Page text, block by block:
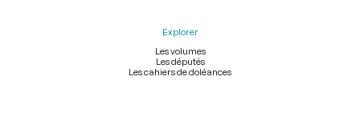
Explorer
Les volumes
Les députés
Les cahiers de doléances